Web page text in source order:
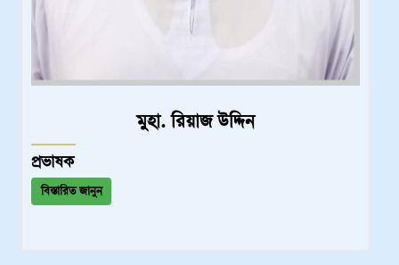
মুহা. রিয়াজ উদ্দিন
প্রভাষক
বিস্তারিত জানুন